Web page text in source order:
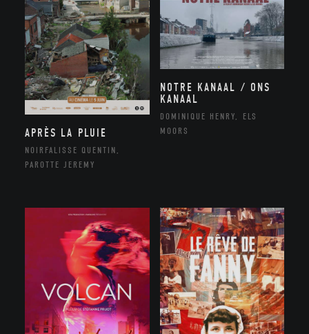
APRÈS LA PLUIE
NOIRFALISSE QUENTIN,
PAROTTE JEREMY
NOTRE KANAAL / ONS
KANAAL
DOMINIQUE HENRY, ELS
MOORS